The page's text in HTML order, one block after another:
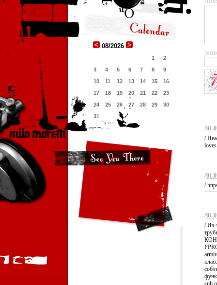
08/2026
1
2
3
4 5 6 7 8
9
10
11 12 13 14 15
16
17
18 19 20 21 22
23
24
25 26 27 28 29
30
31
/
/
/
/
/
/
/ Из-